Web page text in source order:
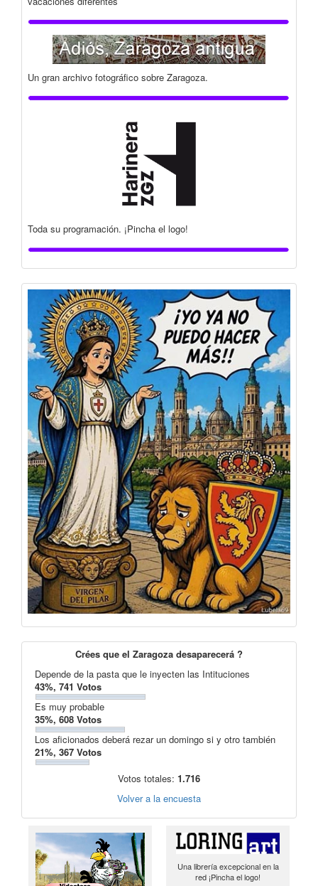
Un gran archivo fotográfico sobre Zaragoza.
Toda su programación. ¡Pincha el logo!
Crées que el Zaragoza desaparecerá ?
Depende de la pasta que le inyecten las Intituciones
43%, 741 Votos
Es muy probable
35%, 608 Votos
Los aficionados deberá rezar un domingo si y otro también
21%, 367 Votos
Votos totales: 1.716
Volver a la encuesta
Una librería excepcional en la
red ¡Pincha el logo!